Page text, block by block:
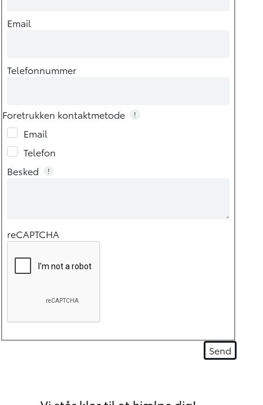
Email
Telefonnummer
Foretrukken kontaktmetode !
Email
Telefon
Besked
!
reCAPTCHA